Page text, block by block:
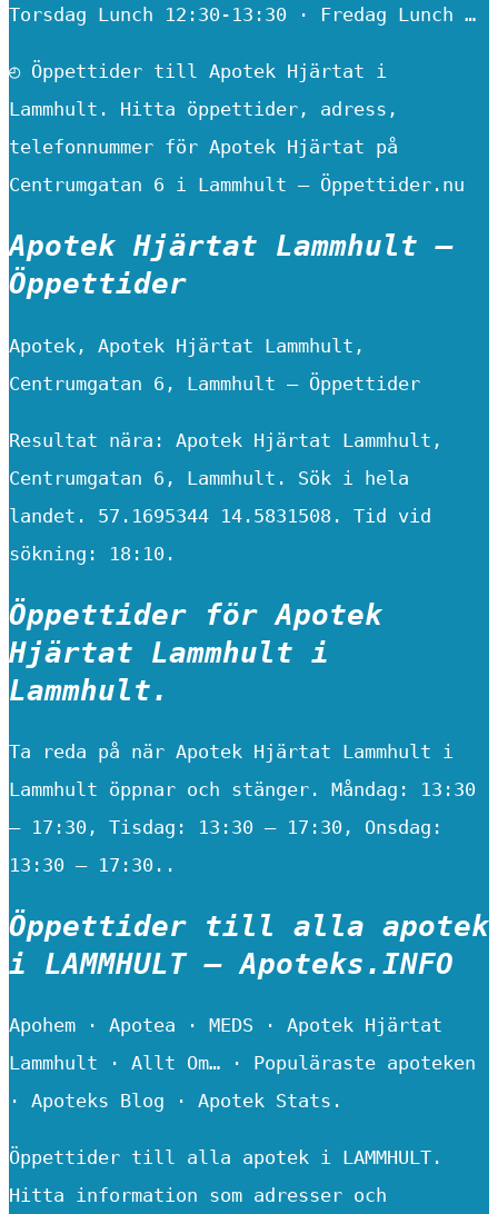
Torsdag Lunch 12:30-13:30 · Fredag Lunch …
◴ Öppettider till Apotek Hjärtat i
Lammhult. Hitta öppettider, adress,
telefonnummer för Apotek Hjärtat på
Centrumgatan 6 i Lammhult – Öppettider.nu
Apotek Hjärtat Lammhult –
Öppettider
Apotek, Apotek Hjärtat Lammhult,
Centrumgatan 6, Lammhult – Öppettider
Resultat nära: Apotek Hjärtat Lammhult,
Centrumgatan 6, Lammhult. Sök i hela
landet. 57.1695344 14.5831508. Tid vid
sökning: 18:10.
Öppettider för Apotek
Hjärtat Lammhult i
Lammhult.
Ta reda på när Apotek Hjärtat Lammhult i
Lammhult öppnar och stänger. Måndag: 13:30
– 17:30, Tisdag: 13:30 – 17:30, Onsdag:
13:30 – 17:30..
Öppettider till alla apotek
i LAMMHULT – Apoteks.INFO
Apohem · Apotea · MEDS · Apotek Hjärtat
Lammhult · Allt Om… · Populäraste apoteken
· Apoteks Blog · Apotek Stats.
Öppettider till alla apotek i LAMMHULT.
Hitta information som adresser och